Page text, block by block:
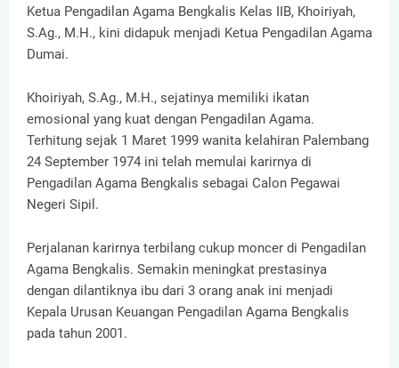
Ketua Pengadilan Agama Bengkalis Kelas IIB, Khoiriyah,
S.Ag., M.H., kini didapuk menjadi Ketua Pengadilan Agama
Dumai.
Khoiriyah, S.Ag., M.H., sejatinya memiliki ikatan
emosional yang kuat dengan Pengadilan Agama.
Terhitung sejak 1 Maret 1999 wanita kelahiran Palembang
24 September 1974 ini telah memulai karirnya di
Pengadilan Agama Bengkalis sebagai Calon Pegawai
Negeri Sipil.
Perjalanan karirnya terbilang cukup moncer di Pengadilan
Agama Bengkalis. Semakin meningkat prestasinya
dengan dilantiknya ibu dari 3 orang anak ini menjadi
Kepala Urusan Keuangan Pengadilan Agama Bengkalis
pada tahun 2001.